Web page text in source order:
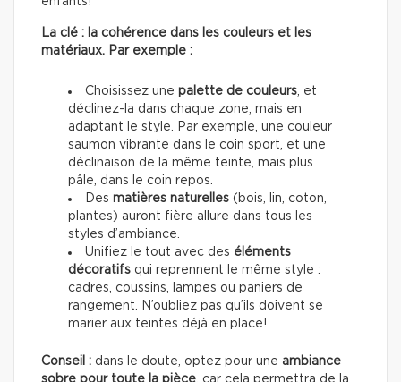
La clé : la cohérence dans les couleurs et les
matériaux. Par exemple :
Choisissez une palette de couleurs, et
déclinez-la dans chaque zone, mais en
adaptant le style. Par exemple, une couleur
saumon vibrante dans le coin sport, et une
déclinaison de la même teinte, mais plus
pâle, dans le coin repos.
Des matières naturelles (bois, lin, coton,
plantes) auront fière allure dans tous les
styles d’ambiance.
Unifiez le tout avec des éléments
décoratifs qui reprennent le même style :
cadres, coussins, lampes ou paniers de
rangement. N’oubliez pas qu’ils doivent se
marier aux teintes déjà en place!
Conseil : dans le doute, optez pour une ambiance